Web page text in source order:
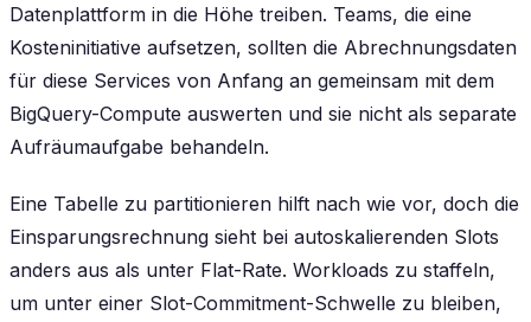
Datenplattform in die Höhe treiben. Teams, die eine
Kosteninitiative aufsetzen, sollten die Abrechnungsdaten
für diese Services von Anfang an gemeinsam mit dem
BigQuery-Compute auswerten und sie nicht als separate
Aufräumaufgabe behandeln.
Eine Tabelle zu partitionieren hilft nach wie vor, doch die
Einsparungsrechnung sieht bei autoskalierenden Slots
anders aus als unter Flat-Rate. Workloads zu staffeln,
um unter einer Slot-Commitment-Schwelle zu bleiben,